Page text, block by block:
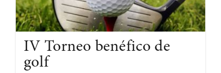
IV Torneo benéfico de
golf